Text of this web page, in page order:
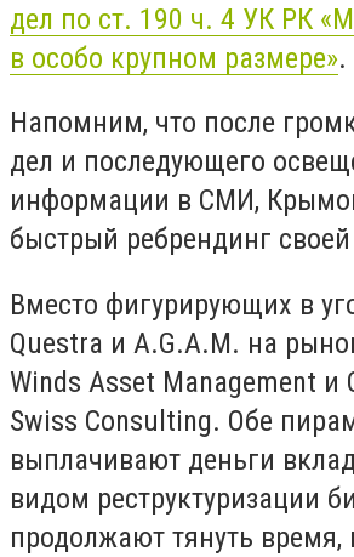
дел по ст. 190 ч. 4 УК РК
в особо крупном размере».
Напомним, что после
дел и последующего
информации в СМИ,
быстрый ребрендинг
Вместо фигурирующих в
Questra и A.G.A.M. на
Winds Asset Management и
Swiss Consulting. Обе
выплачивают деньги
видом реструктуризации
продолжают тянуть время,